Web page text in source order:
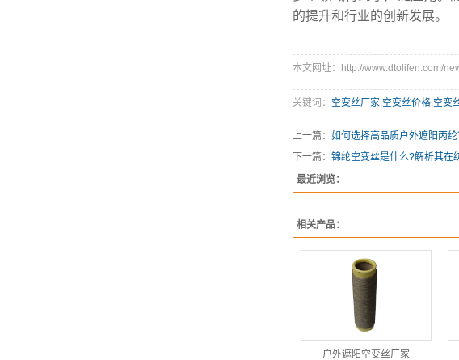
的提升和行业的创新发展。
本文网址：http://www.dtolifen.com/
关键词： 空变丝厂家,空变丝价格,空变
上一篇： 如何选择高品质户外遮阳丙纶
下一篇： 锦纶空变丝是什么?解析其在
最近浏览：
相关产品：
户外遮阳空变丝厂家